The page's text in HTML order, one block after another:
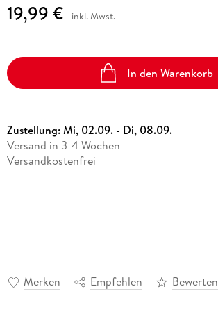
19,99 € inkl. Mwst.
In den Warenkorb
Zustellung:Mi, 02.09. - Di, 08.09.
Versand in 3-4 Wochen
Versandkostenfrei
Merken Empfehlen Bewerten